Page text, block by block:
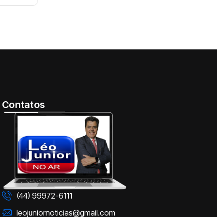
Contatos
(44) 99972-6111
leojuniornoticias@gmail.com